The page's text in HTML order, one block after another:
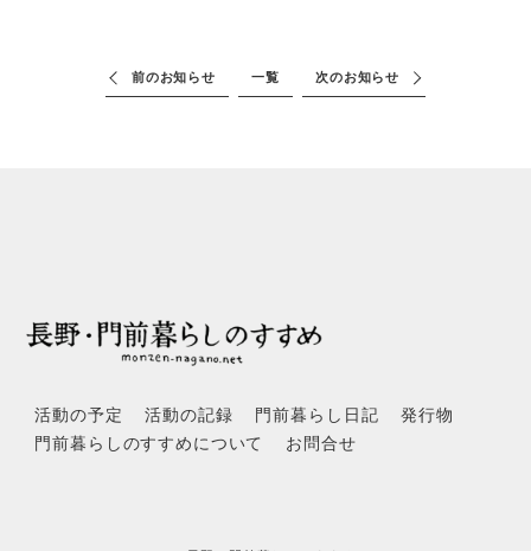
前のお知らせ 一覧 次のお知らせ
活動の予定 活動の記録 門前暮らし日記
発行物
門前暮らしのすすめについて
お問合せ